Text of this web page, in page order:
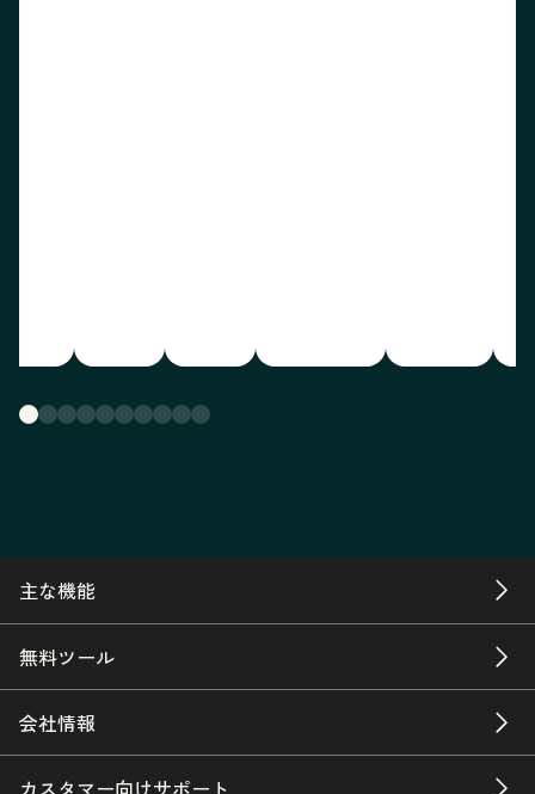
主な機能
無料ツール
会社情報